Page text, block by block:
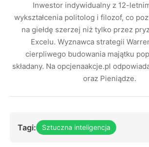
Inwestor indywidualny z 12-
wykształcenia politolog i filozof, co
na giełdę szerzej niż tylko przez
Excelu. Wyznawca strategii
cierpliwego budowania majątku
składany. Na opcjenaakcje.pl
oraz Pieniądze.
Tagi: Sztuczna inteligencja